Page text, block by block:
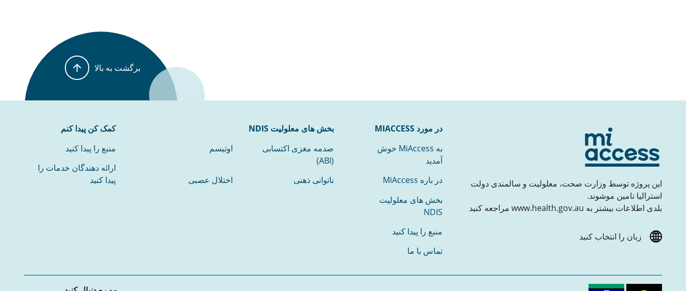
برگشت به بالا
این پروژه توسط وزارت صحت، معلولیت و سالمندی دولت
استرالیا تامین موشوند.
بلدی اطلاعات بیشتر به www.health.gov.au مراجعه کنید
زبان را انتخاب کنید
در مورد MIACCESS
به MiAccess خوش
آمدید
در باره MiAccess
بخش های معلولیت
NDIS
منبع را پیدا کنید
تماس با ما
بخش های معلولیت NDIS
صدمه مغزی اکتسابی
(ABI)
اوتیسم
ناتوانی ذهنی اختلال عصبی
کمک کن پیدا کنم
منبع را پیدا کنید
ارائه دهندگان خدمات را
پیدا کنید